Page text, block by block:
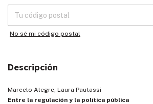
No sé mi código postal
Descripción
Marcelo Alegre, Laura Pautassi
Entre la regulación y la política pública